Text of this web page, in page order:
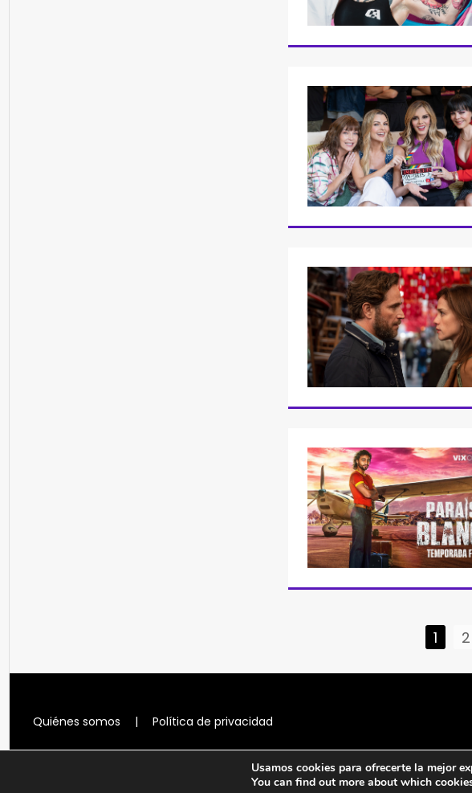
1 2
Quiénes somos | Política de privacidad
Usamos cookies para ofrecerte la mejor
You can find out more about which